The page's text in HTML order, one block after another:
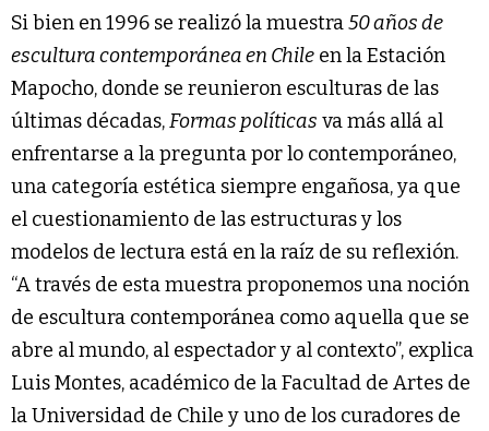
Si bien en 1996 se realizó la muestra50 años de
escultura contemporánea en Chile en la Estación
Mapocho, donde se reunieron esculturas de las
últimas décadas,Formas políticas va más allá al
enfrentarse a la pregunta por lo contemporáneo,
una categoría estética siempre engañosa, ya que
el cuestionamiento de las estructuras y los
modelos de lectura está en la raíz de su reflexión.
“A través de esta muestra proponemos una noción
de escultura contemporánea como aquella que se
abre al mundo, al espectador y al contexto”, explica
Luis Montes, académico de la Facultad de Artes de
la Universidad de Chile y uno de los curadores de